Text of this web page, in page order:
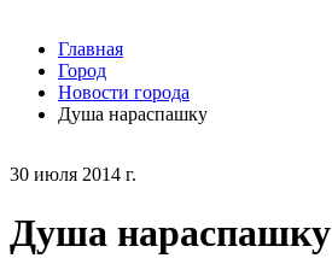
30 июля 2014 г.
Душа нараспашку
Главная
Город
Новости города
Душа нараспашку